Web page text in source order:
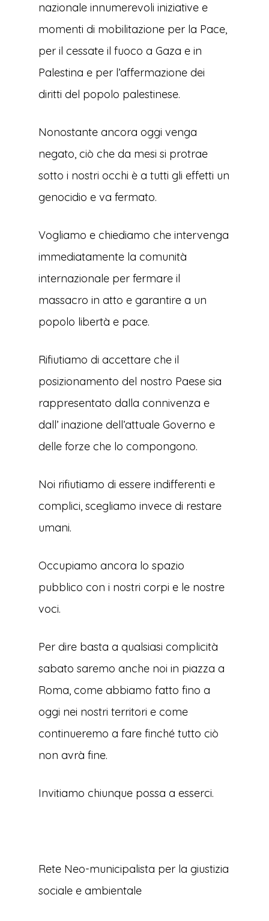
nazionale innumerevoli iniziative e
momenti di mobilitazione per la Pace,
per il cessate il fuoco a Gaza e in
Palestina e per l’affermazione dei
diritti del popolo palestinese.
Nonostante ancora oggi venga
negato, ciò che da mesi si protrae
sotto i nostri occhi è a tutti gli effetti un
genocidio e va fermato.
Vogliamo e chiediamo che intervenga
immediatamente la comunità
internazionale per fermare il
massacro in atto e garantire a un
popolo libertà e pace.
Rifiutiamo di accettare che il
posizionamento del nostro Paese sia
rappresentato dalla connivenza e
dall’ inazione dell’attuale Governo e
delle forze che lo compongono.
Noi rifiutiamo di essere indifferenti e
complici, scegliamo invece di restare
umani.
Occupiamo ancora lo spazio
pubblico con i nostri corpi e le nostre
voci.
Per dire basta a qualsiasi complicità
sabato saremo anche noi in piazza a
Roma, come abbiamo fatto fino a
oggi nei nostri territori e come
continueremo a fare finché tutto ciò
non avrà fine.
Invitiamo chiunque possa a esserci.
Rete Neo-municipalista per la giustizia
sociale e ambientale